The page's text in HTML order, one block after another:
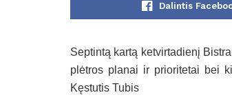
Dalintis
Septintą kartą ketvirtadienį
plėtros planai ir prioritetai bei
Kęstutis Tubis